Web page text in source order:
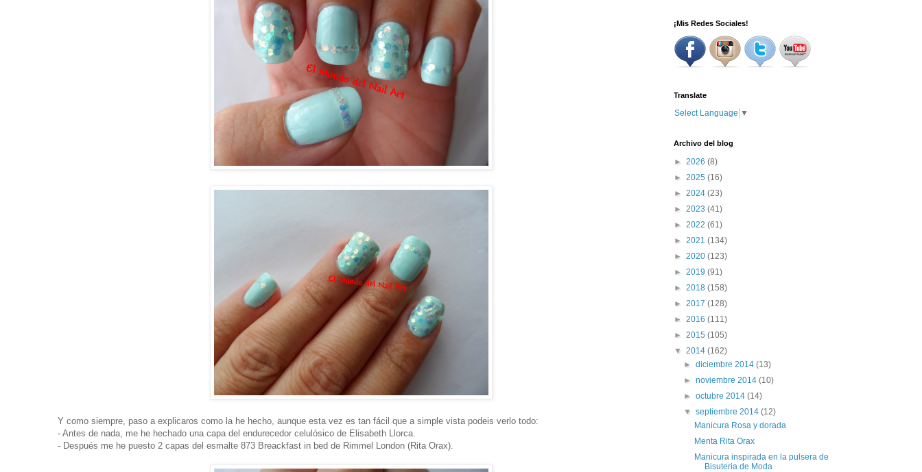
Y como siempre, paso a explicaros como la he hecho, aunque esta vez es tan fácil que a simple vista podeis verlo todo:
- Antes de nada, me he hechado una capa del endurecedor celulósico de Elisabeth Llorca.
- Después me he puesto 2 capas del esmalte 873 Breackfast in bed de Rimmel London (Rita Orax).
¡Mis Redes Sociales!
Translate
Select Language ▼
Archivo del blog
► 2026 (8)
► 2025 (16)
► 2024 (23)
► 2023 (41)
► 2022 (61)
► 2021 (134)
► 2020 (123)
► 2019 (91)
► 2018 (158)
► 2017 (128)
► 2016 (111)
► 2015 (105)
▼ 2014 (162)
►diciembre 2014(13)
►noviembre 2014(10)
►octubre 2014(14)
▼septiembre 2014(12)
Manicura Rosa y dorada
Menta Rita Orax
Manicura inspirada en la pulsera de
Bisuteria de Moda